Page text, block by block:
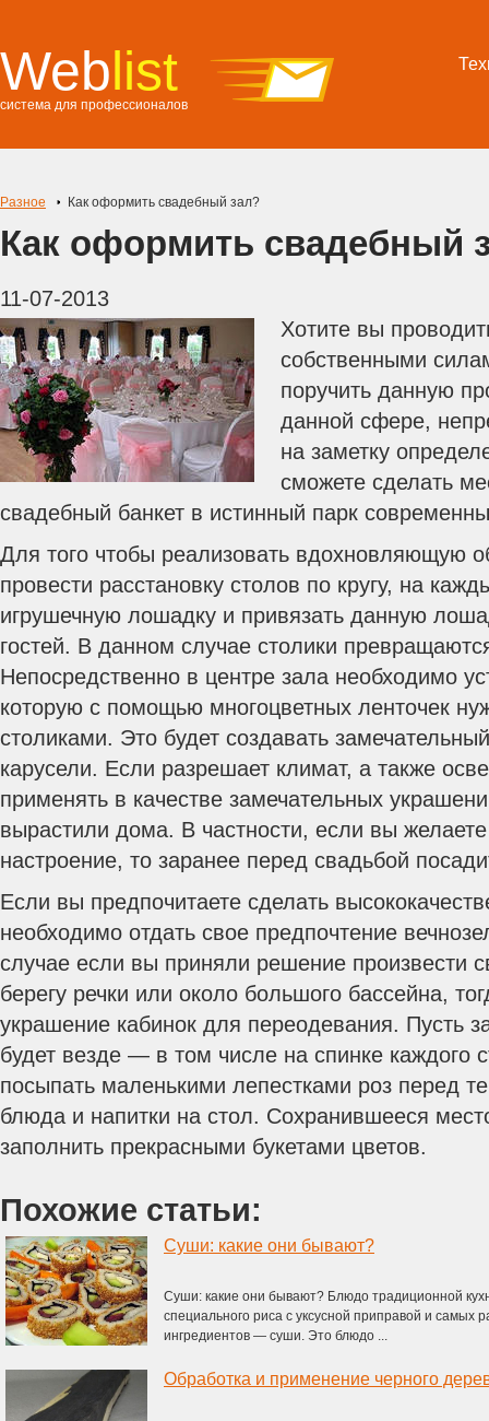
Weblist
система для профессионалов
Разное Как оформить свадебный зал?
Как оформить свадебный
11-07-2013
Хотите вы
собственными
поручить данную
данной сфере,
на заметку
сможете сделать
свадебный банкет в истинный парк
Для того чтобы реализовать вдохновляющую
провести расстановку столов по кругу, на
игрушечную лошадку и привязать данную
гостей. В данном случае столики
Непосредственно в центре зала необходимо
которую с помощью многоцветных ленточек
столиками. Это будет создавать
карусели. Если разрешает климат, а также
применять в качестве замечательных
вырастили дома. В частности, если вы
настроение, то заранее перед свадьбой
Если вы предпочитаете сделать
необходимо отдать свое предпочтение
случае если вы приняли решение произвести
берегу речки или около большого бассейна,
украшение кабинок для переодевания. Пусть
будет везде — в том числе на спинке каждого
посыпать маленькими лепестками роз перед
блюда и напитки на стол. Сохранившееся
заполнить прекрасными букетами цветов.
Похожие статьи:
Суши: какие они бывают?
Суши: какие они бывают? Блюдо традиционной
специального риса с уксусной приправой и самых
ингредиентов — суши. Это блюдо ...
Обработка и применение черного